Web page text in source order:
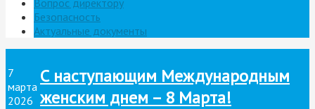
Безопасность
Актуальные документы
7
марта
2026
С наступающим Международным
женским днем – 8 Марта!